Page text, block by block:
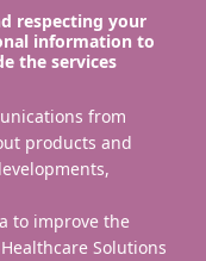
respecting your
information to
the services
from
products and
to improve the
Solutions